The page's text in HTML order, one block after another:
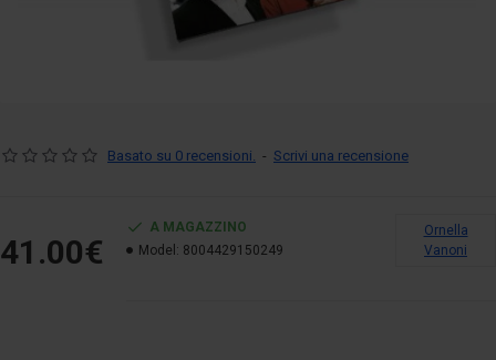
Basato su 0 recensioni. - Scrivi una recensione
41.00€
A MAGAZZINO
Model: 8004429150249
Ornella
Vanoni